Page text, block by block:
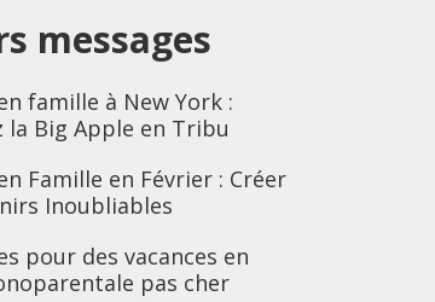
messages
famille à New York :
la Big Apple en Tribu
Famille en Février : Créer
Inoubliables
pour des vacances en
pas cher